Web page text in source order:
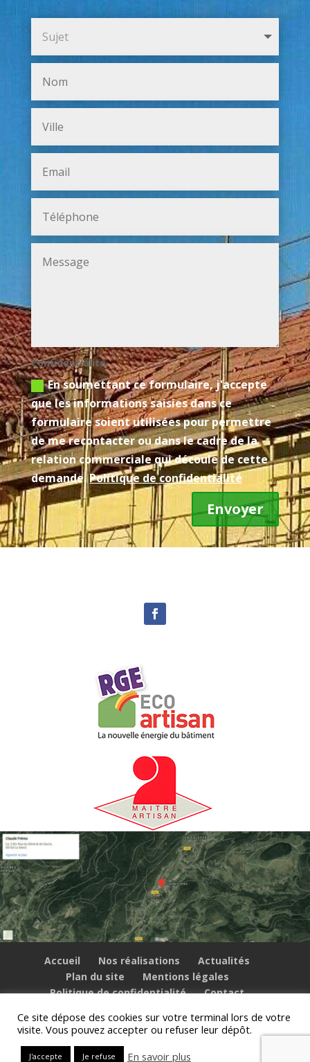
Confidentialité
En soumettant ce formulaire, j'accepte
que les informations saisies dans ce
formulaire soient utilisées pour permettre
de me recontacter ou dans le cadre de la
relation commerciale qui découle de cette
demande.Politique de confidentialité
Envoyer
Accueil Nos réalisations
Actualités
Plan du site
Mentions légales
Politique de confidentialité
Contact
© Inova-web.fr pour Claude Frères - tous droits
Ce site dépose des cookies sur votre terminal lors de votre
visite. Vous pouvez accepter ou refuser leur dépôt.
J'accepte Je refuse En savoir plus